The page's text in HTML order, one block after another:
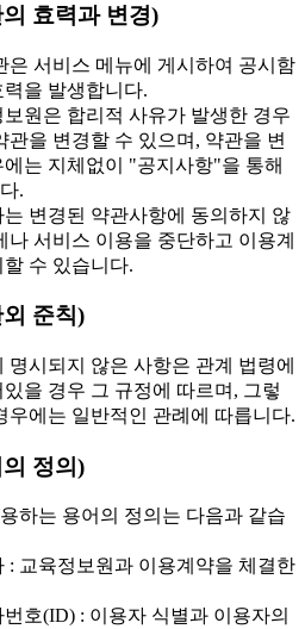
효력과 변경)
서비스 메뉴에 게시하여 공시함
력을 발생합니다.
원은 합리적 사유가 발생한 경우
관을 변경할 수 있으며, 약관을 변
에는 지체없이 "공지사항"을 통해
.
변경된 약관사항에 동의하지 않
나 서비스 이용을 중단하고 이용계
수 있습니다.
준칙)
명시되지 않은 사항은 관계 법령에
을 경우 그 규정에 따르며, 그렇
우에는 일반적인 관례에 따릅니다.
정의)
하는 용어의 정의는 다음과 같습
교육정보원과 이용계약을 체결한
호(ID) : 이용자 식별과 이용자의